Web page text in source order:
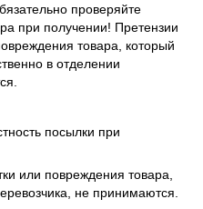
проверяйте
при получении! Претензии
товара, который
в отделении
посылки при
или повреждения товара,
не принимаются.